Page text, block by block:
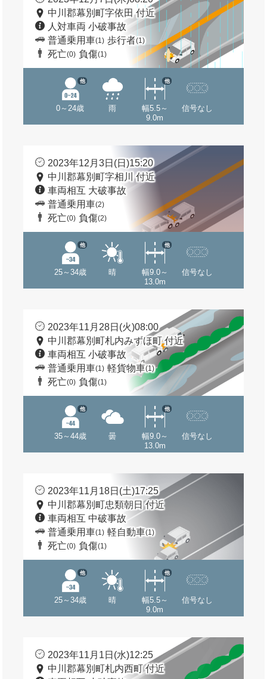
中川郡幕別町字依田 付近
人対車両 小破事故
普通乗用車(1) 歩行者(1)
死亡(0) 負傷(1)
0～24歳
他
雨
幅5.5～
9.0m
他
信号なし
2023年12月3日(日)15:20
中川郡幕別町字相川 付近
車両相互 大破事故
普通乗用車(2)
死亡(0) 負傷(2)
25～34歳
他
晴
幅9.0～
13.0m
他
信号なし
2023年11月28日(火)08:00
中川郡幕別町札内みずほ町 付近
車両相互 小破事故
普通乗用車(1) 軽貨物車(1)
死亡(0) 負傷(1)
35～44歳
他
曇
幅9.0～
13.0m
他
信号なし
2023年11月18日(土)17:25
中川郡幕別町忠類朝日 付近
車両相互 中破事故
普通乗用車(1) 軽自動車(1)
死亡(0) 負傷(1)
25～34歳
他
晴
幅5.5～
9.0m
他
信号なし
2023年11月1日(水)12:25
中川郡幕別町札内西町 付近